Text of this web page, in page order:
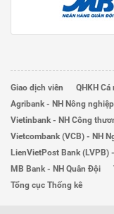
Giao dịch viên QHKH
Agribank - NH Nông
Vietinbank - NH Công
Vietcombank (VCB) - NH
LienVietPost Bank (LVPB)
MB Bank - NH Quân Đội
Tổng cục Thống kê